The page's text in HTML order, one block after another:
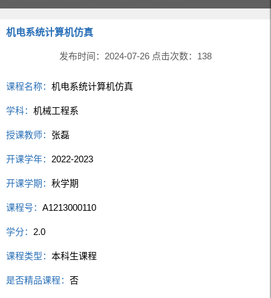
机电系统计算机仿真
发布时间：2024-07-26 点击次数： 138
课程名称：机电系统计算机仿真
学科：机械工程系
授课教师： 张磊
开课学年： 2022-2023
开课学期：秋学期
课程号：A1213000110
学分： 2.0
课程类型：本科生课程
是否精品课程：否